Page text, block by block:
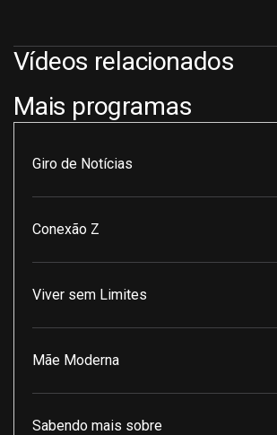
Vídeos relacionados
Mais programas
Giro de Notícias
Conexão Z
Viver sem Limites
Mãe Moderna
Sabendo mais sobre